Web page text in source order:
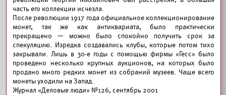
часть его коллекции исчезла.
После революции 1917 года официальное коллекционирование
монет, так же как антиквариата, было практически
прекращено — можно было спокойно получить срок за
спекуляцию. Изредка создавались клубы, которые потом тихо
закрывали. Лишь в 30-е годы с помощью фирмы «Гесс» было
проведено несколько крупных аукционов, на которых было
продано много редких монет из собраний музеев. Чаще всего
монеты уходили на Запад.
Журнал «Деловые люди» №126, сентябрь 2001